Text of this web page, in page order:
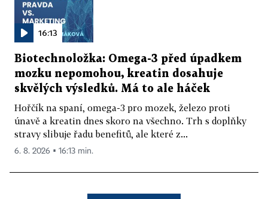
16:13
Biotechnoložka: Omega-3 před úpadkem
mozku nepomohou, kreatin dosahuje
skvělých výsledků. Má to ale háček
Hořčík na spaní, omega-3 pro mozek, železo proti
únavě a kreatin dnes skoro na všechno. Trh s doplňky
stravy slibuje řadu benefitů, ale které z...
6. 8. 2026 ▪ 16:13 min.